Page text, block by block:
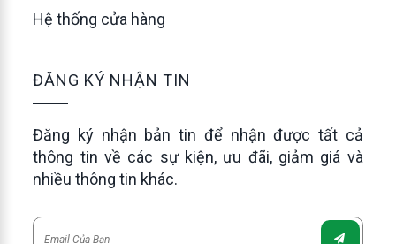
Hệ thống cửa hàng
ĐĂNG KÝ NHẬN TIN
Đăng ký nhận bản tin để nhận được tất cả
thông tin về các sự kiện, ưu đãi, giảm giá và
nhiều thông tin khác.